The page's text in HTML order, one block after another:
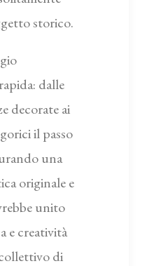
storico.
dalle
decorate ai
il passo
una
originale e
unito
e creatività
di